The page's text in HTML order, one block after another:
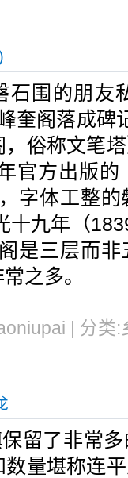
围的朋友
奎阁落成
俗称文笔
官方出版
字体工整
十九年（
是三层而
之多。
| 分类
了非常多
量堪称连